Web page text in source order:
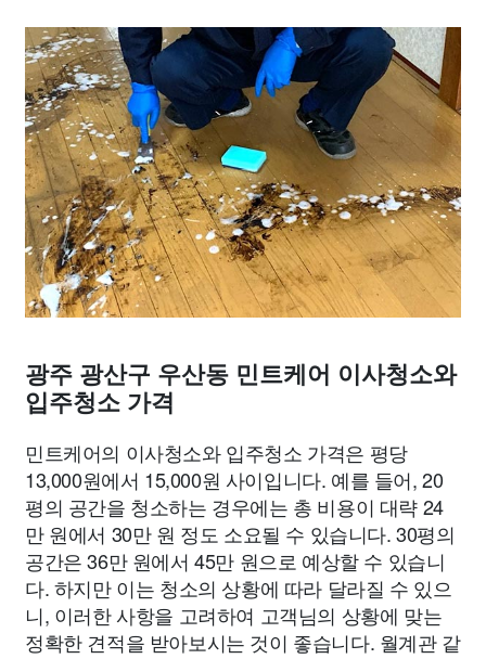
광주 광산구 우산동 민트케어 이사청소와
입주청소 가격
민트케어의 이사청소와 입주청소 가격은 평당
13,000원에서 15,000원 사이입니다. 예를 들어, 20
평의 공간을 청소하는 경우에는 총 비용이 대략 24
만 원에서 30만 원 정도 소요될 수 있습니다. 30평의
공간은 36만 원에서 45만 원으로 예상할 수 있습니
다. 하지만 이는 청소의 상황에 따라 달라질 수 있으
니, 이러한 사항을 고려하여 고객님의 상황에 맞는
정확한 견적을 받아보시는 것이 좋습니다. 월계관 같